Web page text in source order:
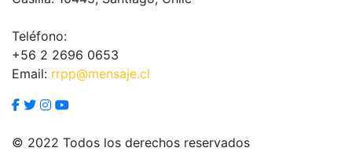
Teléfono:
+56 2 2696 0653
Email: rrpp@mensaje.cl
© 2022 Todos los derechos reservados